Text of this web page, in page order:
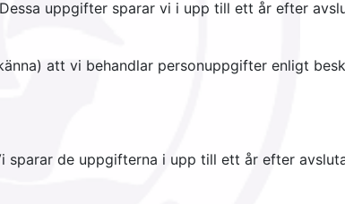
uppgifter sparar vi i upp till ett år efter
att vi behandlar personuppgifter enligt
sparar de uppgifterna i upp till ett år efter